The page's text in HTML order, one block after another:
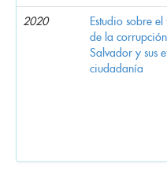
2020
Estudio sobre
de la corrupción
Salvador y sus
ciudadanía